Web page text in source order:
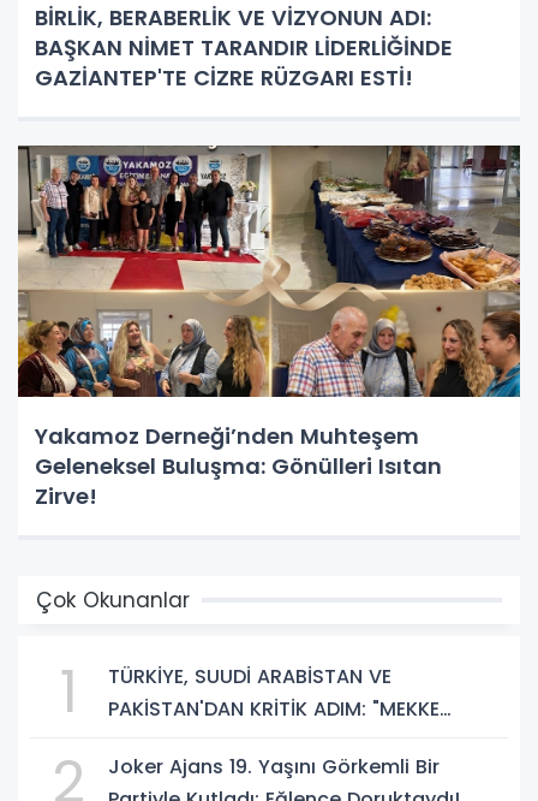
BİRLİK, BERABERLİK VE VİZYONUN ADI:
BAŞKAN NİMET TARANDIR LİDERLİĞİNDE
GAZİANTEP'TE CİZRE RÜZGARI ESTİ!
Yakamoz Derneği’nden Muhteşem
Geleneksel Buluşma: Gönülleri Isıtan
Zirve!
Çok Okunanlar
1
TÜRKİYE, SUUDİ ARABİSTAN VE
PAKİSTAN'DAN KRİTİK ADIM: "MEKKE
2
Joker Ajans 19. Yaşını Görkemli Bir